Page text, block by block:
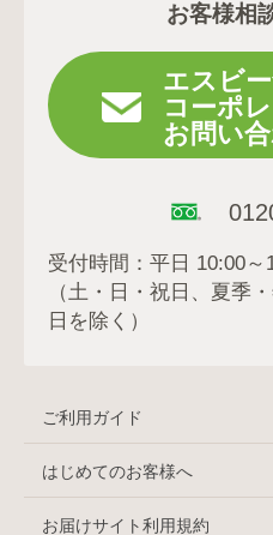
お客様相
エスビ
コーポ
お問い
受付時間：平日 10:00～
（土・日・祝日、夏季
日を除く）
ご利用ガイド
はじめてのお客様へ
お届けサイト利用規約